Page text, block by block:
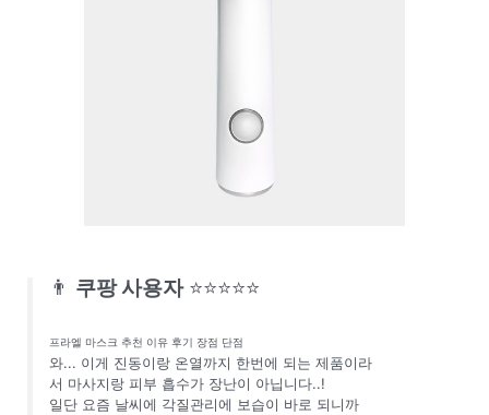
👨 쿠팡 사용자 ⭐⭐⭐⭐⭐
프라엘 마스크 추천 이유 후기 장점 단점
와... 이게 진동이랑 온열까지 한번에 되는 제품이라
서 마사지랑 피부 흡수가 장난이 아닙니다..!
일단 요즘 날씨에 각질관리에 보습이 바로 되니까